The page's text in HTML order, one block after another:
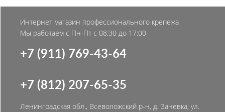
Интернет магазин профессионального крепежа
Мы работаем с Пн-Пт с 08:30 до 17:00
+7 (911) 769-43-64
+7 (812) 207-65-35
Ленинградская обл., Всеволожский р-н, д. Заневка, ул.